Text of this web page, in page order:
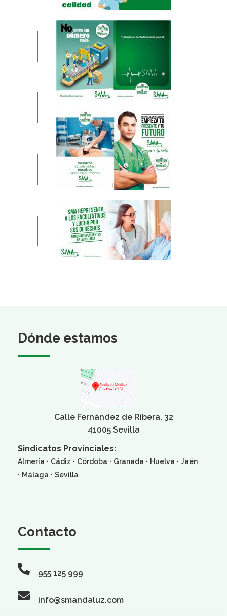
Dónde estamos
Calle Fernández de Ribera, 32
41005 Sevilla
Sindicatos Provinciales:
Almería · Cádiz · Córdoba · Granada · Huelva · Jaén
· Málaga · Sevilla
Contacto
955 125 999
info@smandaluz.com